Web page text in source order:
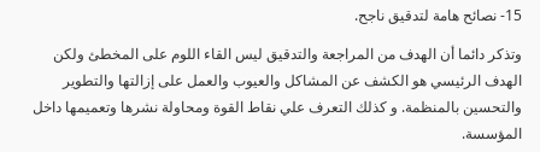
15- نصائح هامة لتدقيق ناجح.
وتذكر دائما أن الهدف من المراجعة والتدقيق ليس القاء اللوم على المخطئ ولكن
الهدف الرئيسي هو الكشف عن المشاكل والعيوب والعمل على إزالتها والتطوير
والتحسين بالمنظمة. و كذلك التعرف علي نقاط القوة ومحاولة نشرها وتعميمها داخل
المؤسسة.